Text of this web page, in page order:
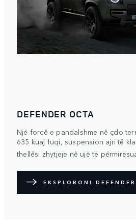
DEFENDER OCTA
Një forcë e pandalshme në çdo
635 kuaj fuqi, suspension ajri të
thellësi zhytjeje në ujë të
EKSPLORONI